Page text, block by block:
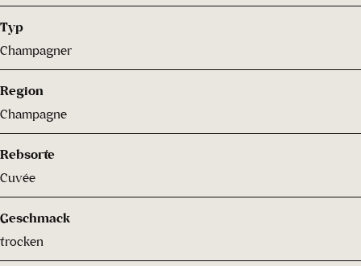
Typ
Champagner
Region
Champagne
Rebsorte
Cuvée
Geschmack
trocken